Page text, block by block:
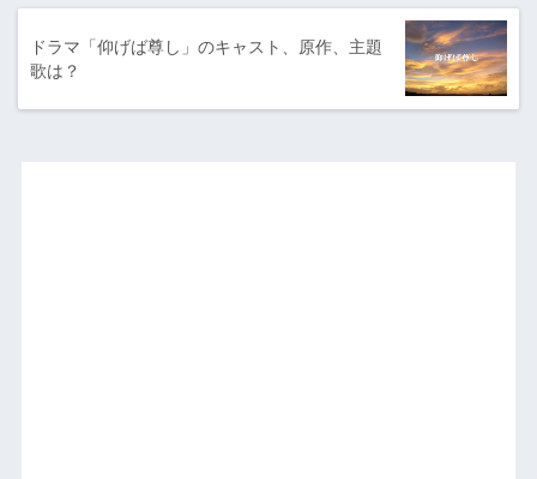
ドラマ「仰げば尊し」のキャスト、原作、主題
歌は？